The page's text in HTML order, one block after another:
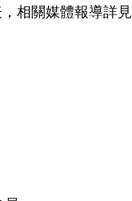
相關媒體報導詳見